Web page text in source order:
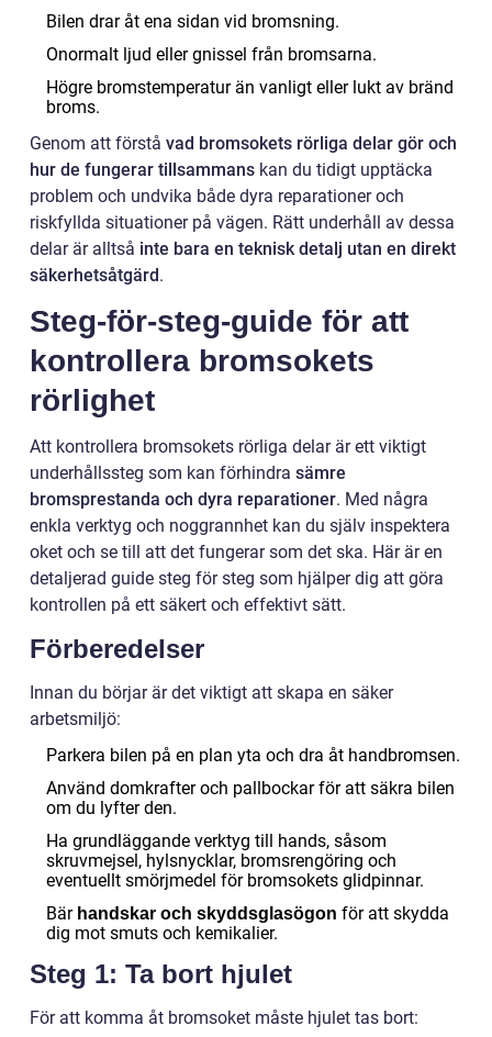
Bilen drar åt ena sidan vid bromsning.
Onormalt ljud eller gnissel från bromsarna.
Högre bromstemperatur än vanligt eller lukt av bränd
broms.
Genom att förstå vad bromsokets rörliga delar gör och
hur de fungerar tillsammans kan du tidigt upptäcka
problem och undvika både dyra reparationer och
riskfyllda situationer på vägen. Rätt underhåll av dessa
delar är alltså inte bara en teknisk detalj utan en direkt
säkerhetsåtgärd.
Steg-för-steg-guide för att
kontrollera bromsokets
rörlighet
Att kontrollera bromsokets rörliga delar är ett viktigt
underhållssteg som kan förhindra sämre
bromsprestanda och dyra reparationer. Med några
enkla verktyg och noggrannhet kan du själv inspektera
oket och se till att det fungerar som det ska. Här är en
detaljerad guide steg för steg som hjälper dig att göra
kontrollen på ett säkert och effektivt sätt.
Förberedelser
Innan du börjar är det viktigt att skapa en säker
arbetsmiljö:
Parkera bilen på en plan yta och dra åt handbromsen.
Använd domkrafter och pallbockar för att säkra bilen
om du lyfter den.
Ha grundläggande verktyg till hands, såsom
skruvmejsel, hylsnycklar, bromsrengöring och
eventuellt smörjmedel för bromsokets glidpinnar.
Bär handskar och skyddsglasögon för att skydda
dig mot smuts och kemikalier.
Steg 1: Ta bort hjulet
För att komma åt bromsoket måste hjulet tas bort: